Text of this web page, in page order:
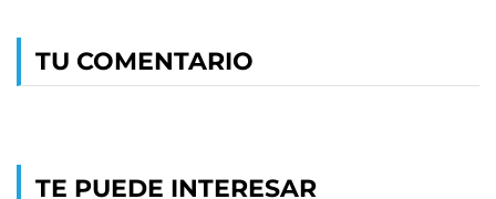
TU COMENTARIO
TE PUEDE INTERESAR